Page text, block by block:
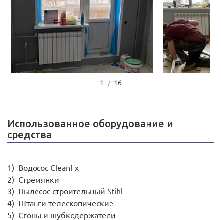
1 / 16
Использованное оборудование и
средства
Водосос Cleanfix
Стремянки
Пылесос строительный Stihl
штанги телескопические
сгоны и шубкодержатели